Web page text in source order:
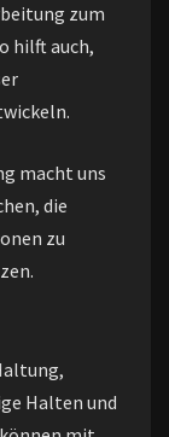
zum
hilft auch,
macht uns
die
zu
Halten und